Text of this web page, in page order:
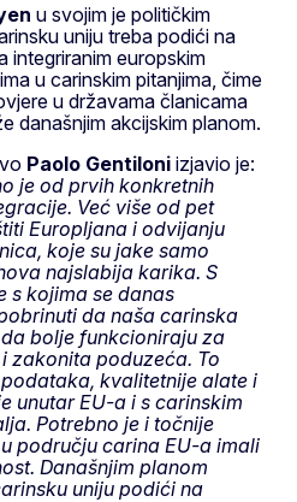
u svojim je političkim
uniju treba podići na
integriranim europskim
u carinskim pitanjima, čime
u državama članicama
današnjim akcijskim planom.
Paolo Gentiloni izjavio je:
je od prvih konkretnih
Već više od pet
Europljana i odvijanju
koje su jake samo
najslabija karika. S
s kojima se danas
da naša carinska
bolje funkcioniraju za
zakonita poduzeća. To
kvalitetnije alate i
unutar EU-a i s carinskim
Potrebno je i točnije
području carina EU-a imali
Današnjim planom
uniju podići na